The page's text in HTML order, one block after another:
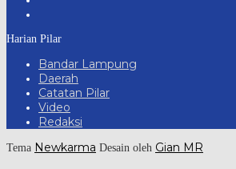
Harian Pilar
Bandar Lampung
Daerah
Catatan Pilar
Video
Redaksi
Tema Newkarma Desain oleh Gian MR